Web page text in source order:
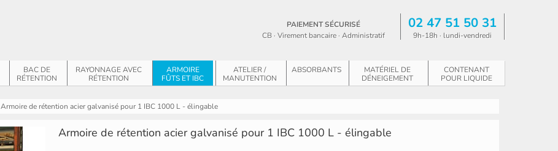
02 47 51 50 31
9h-18h · lundi-vendredi
PAIEMENT SÉCURISÉ
CB · Virement bancaire · Administratif
BAC DE
RÉTENTION
RAYONNAGE AVEC
RÉTENTION
ARMOIRE
FÛTS ET IBC
ATELIER /
MANUTENTION
ABSORBANTS
MATÉRIEL DE
DÉNEIGEMENT
CONTENANT
POUR LIQUIDE
Armoire de rétention acier galvanisé pour 1 IBC 1000 L - élingable
Armoire de rétention acier galvanisé pour 1 IBC 1000 L - élingable